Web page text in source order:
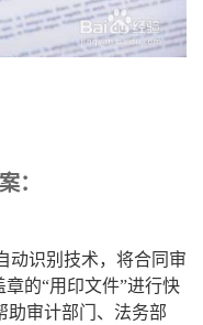
：
动识别技术，将合同审
的“用印文件”进行快
助审计部门、法务部